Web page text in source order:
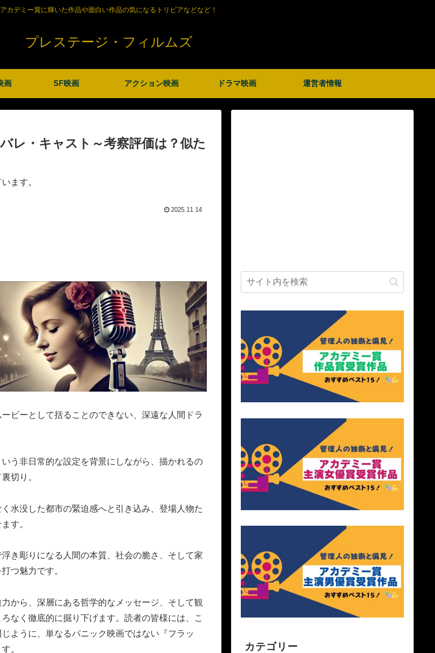
アカデミー賞に輝いた作品や面白い作品の気になるトリビアなどなど！
プレステージ・フィルムズ
画 SF映画 アクション映画 ドラマ映画 運営者情報
レ・キャスト～考察評価は？似た
ます。
2025.11.14
ビーとして括ることのできない、深遠な人間ドラ
う非日常的な設定を背景にしながら、描かれるの
切り。
水没した都市の緊迫感へと引き込み、登場人物た
す。
き彫りになる人間の本質、社会の脆さ、そして家
つ魅力です。
から、深層にある哲学的なメッセージ、そして観
なく徹底的に掘り下げます。読者の皆様には、こ
ように、単なるパニック映画ではない『フラッ
。
カテゴリー